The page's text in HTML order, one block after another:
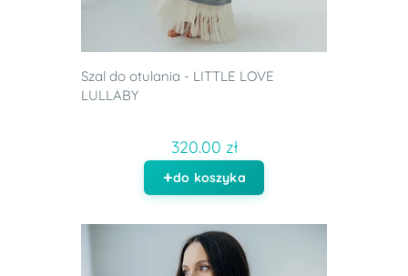
Szal do otulania - LITTLE LOVE
LULLABY
320.00 zł
do koszyka